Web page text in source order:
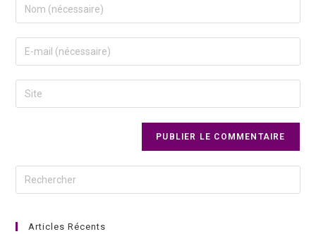
Articles Récents